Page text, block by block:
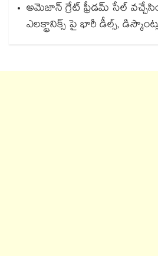
అమెజాన్ గ్రేట్ ఫ్రీడమ్ సేల్
ఎలక్ట్రానిక్స్ పై భారీ డీల్స్‌,